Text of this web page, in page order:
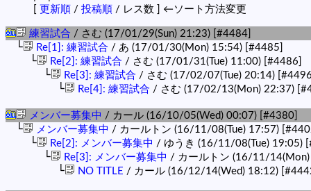
更新順 / 投稿順 / レス数 ] ←ソート方法変更
練習試合 / さむ (17/01/29(Sun) 21:23) [#4484]
└ Re[1]: 練習試合 / あ (17/01/30(Mon) 15:54) [#4485]
└ Re[2]: 練習試合 / さむ (17/01/31(Tue) 11:00) [#4486]
└ Re[3]: 練習試合 / さむ (17/02/07(Tue) 20:14)
└ Re[4]: 練習試合 / さむ (17/02/13(Mon) 22:37)
メンバー募集中 / カール (16/10/05(Wed) 00:07) [#4380]
└ メンバー募集中 / カールトン (16/11/08(Tue) 17:57)
└ Re[2]: メンバー募集中 / ゆうき (16/11/08(Tue) 19:05)
└ Re[3]: メンバー募集中 / カールトン (16/11/
└ NO TITLE / カール (16/12/14(Wed) 18:12)